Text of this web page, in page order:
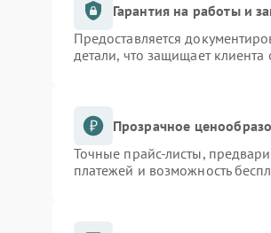
Гарантия на работы и
Предоставляется
детали, что защищает
Прозрачное
Точные прайс-листы,
платежей и возможность